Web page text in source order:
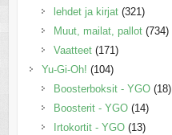
lehdet ja kirjat (321)
Muut, mailat, pallot (734)
Vaatteet (171)
Yu-Gi-Oh! (104)
Boosterboksit - YGO (18)
Boosterit - YGO (14)
Irtokortit - YGO (13)